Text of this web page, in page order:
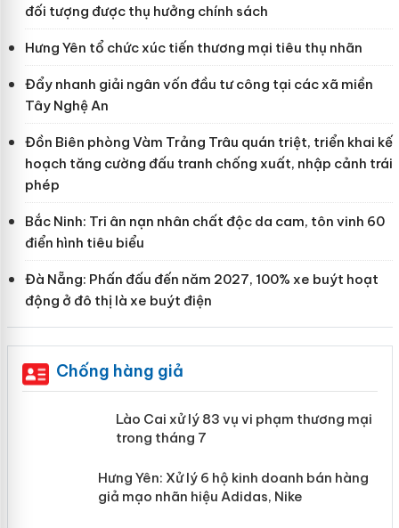
đối tượng được thụ hưởng chính sách
Hưng Yên tổ chức xúc tiến thương mại tiêu thụ nhãn
Đẩy nhanh giải ngân vốn đầu tư công tại các xã miền
Tây Nghệ An
Đồn Biên phòng Vàm Trảng Trâu quán triệt, triển khai kế
hoạch tăng cường đấu tranh chống xuất, nhập cảnh trái
phép
Bắc Ninh: Tri ân nạn nhân chất độc da cam, tôn vinh 60
điển hình tiêu biểu
Đà Nẵng: Phấn đấu đến năm 2027, 100% xe buýt hoạt
động ở đô thị là xe buýt điện
Chống hàng giả
Lào Cai xử lý 83 vụ vi phạm thương
mại trong tháng 7